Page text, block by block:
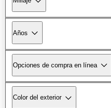
Años
Opciones de compra en línea
Color del exterior